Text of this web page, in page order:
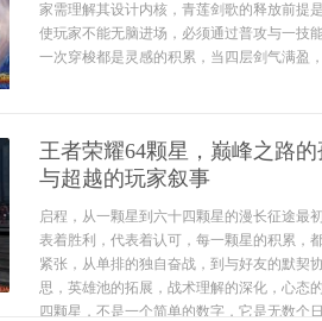
家需理解其设计内核，青莲剑歌的释放前提
使玩家不能无脑进场，必须通过普攻与一技
一次穿梭都是灵感的积累，当四层剑气满盈
王者荣耀64颗星，巅峰之路
与超越的玩家叙事
启程，从一颗星到六十四颗星的漫长征途最
表着胜利，代表着认可，每一颗星的积累，
紧张，从单排的独自奋战，到与好友的默契
思，英雄池的拓展，战术理解的深化，心态
四颗星，不是一个简单的数字，它是无数个